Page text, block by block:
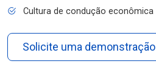
Cultura de condução econômica
Solicite uma demonstração